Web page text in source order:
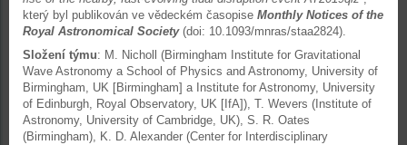
který byl publikován ve vědeckém časopise Monthly Notices of the
Royal Astronomical Society(doi: 10.1093/mnras/staa2824).
Složení týmu: M. Nicholl (Birmingham Institute for Gravitational
Wave Astronomy a School of Physics and Astronomy, University of
Birmingham, UK [Birmingham] a Institute for Astronomy, University
of Edinburgh, Royal Observatory, UK [IfA]), T. Wevers (Institute of
Astronomy, University of Cambridge, UK), S. R. Oates
(Birmingham), K. D. Alexander (Center for Interdisciplinary